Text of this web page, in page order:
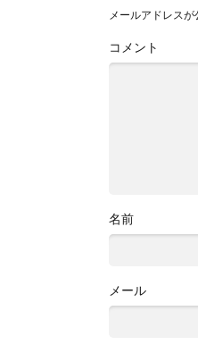
メールアドレスが
コメント
名前
メール